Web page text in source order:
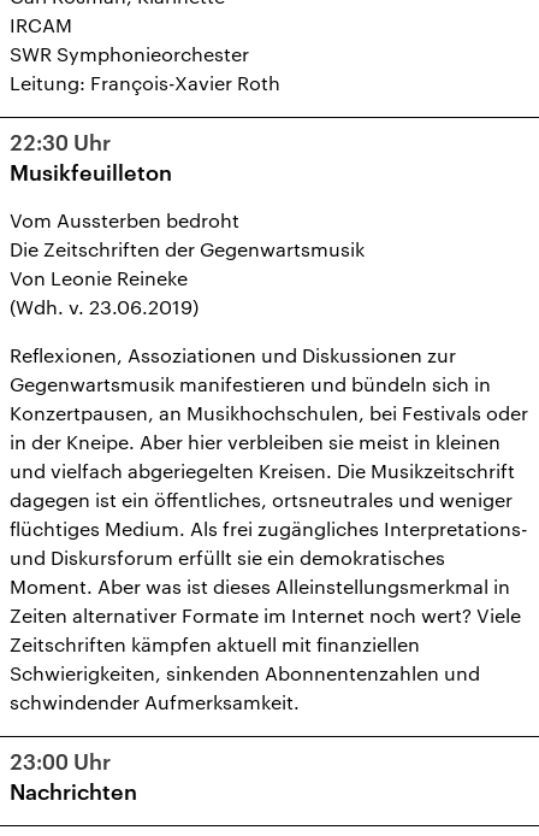
IRCAM
SWR Symphonieorchester
Leitung: François-Xavier Roth
22:30 Uhr
Musikfeuilleton
Vom Aussterben bedroht
Die Zeitschriften der Gegenwartsmusik
Von Leonie Reineke
(Wdh. v. 23.06.2019)
Reflexionen, Assoziationen und Diskussionen zur
Gegenwartsmusik manifestieren und bündeln sich in
Konzertpausen, an Musikhochschulen, bei Festivals oder
in der Kneipe. Aber hier verbleiben sie meist in kleinen
und vielfach abgeriegelten Kreisen. Die Musikzeitschrift
dagegen ist ein öffentliches, ortsneutrales und weniger
flüchtiges Medium. Als frei zugängliches Interpretations-
und Diskursforum erfüllt sie ein demokratisches
Moment. Aber was ist dieses Alleinstellungsmerkmal in
Zeiten alternativer Formate im Internet noch wert? Viele
Zeitschriften kämpfen aktuell mit finanziellen
Schwierigkeiten, sinkenden Abonnentenzahlen und
schwindender Aufmerksamkeit.
23:00 Uhr
Nachrichten